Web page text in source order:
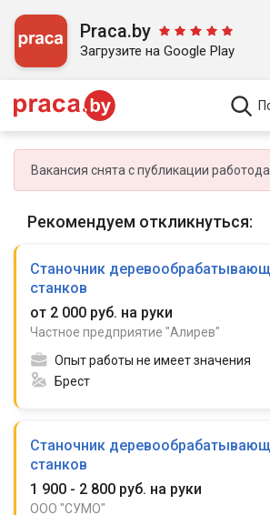
Praca.by
Загрузите на Google Play
Вакансия снята с публикации
Рекомендуем откликнуться:
Станочник
станков
от 2 000 руб. на руки
Частное предприятие "Алирев"
Опыт работы не имеет значения
Брест
Станочник
станков
1 900 - 2 800 руб. на руки
ООО "СУМО"